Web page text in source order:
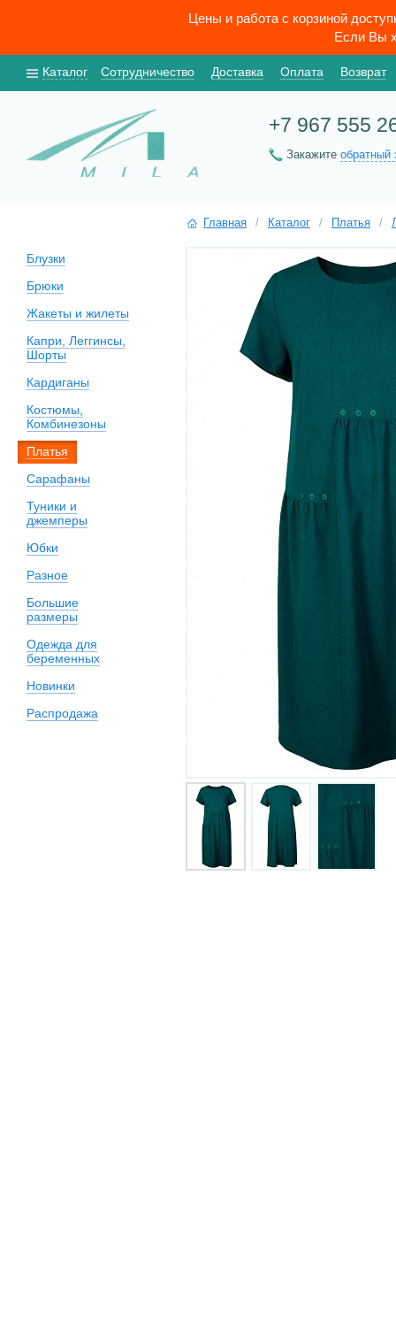
Цены и работа с корзиной
Если Вы
Каталог Сотрудничество Доставка Оплата Возврат
+7 967 555
Закажите обратный
Блузки
Брюки
Жакеты и жилеты
Капри, Леггинсы,
Шорты
Кардиганы
Костюмы,
Комбинезоны
Платья
Сарафаны
Туники и
джемперы
Юбки
Разное
Большие
размеры
Одежда для
беременных
Новинки
Распродажа
Главная / Каталог / Платья /